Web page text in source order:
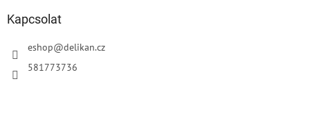
Kapcsolat
eshop@delikan.cz
581773736